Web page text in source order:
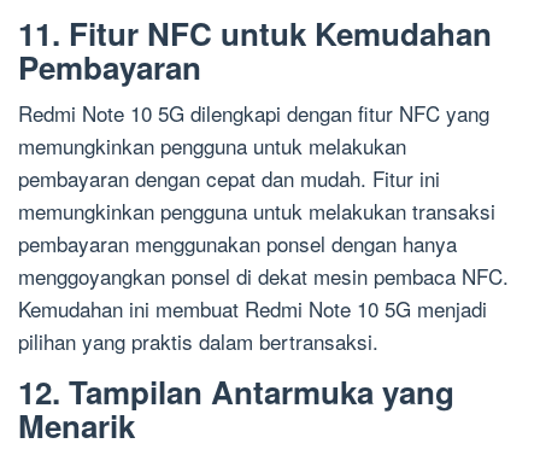
11. Fitur NFC untuk Kemudahan
Pembayaran
Redmi Note 10 5G dilengkapi dengan fitur NFC yang
memungkinkan pengguna untuk melakukan
pembayaran dengan cepat dan mudah. Fitur ini
memungkinkan pengguna untuk melakukan transaksi
pembayaran menggunakan ponsel dengan hanya
menggoyangkan ponsel di dekat mesin pembaca NFC.
Kemudahan ini membuat Redmi Note 10 5G menjadi
pilihan yang praktis dalam bertransaksi.
12. Tampilan Antarmuka yang
Menarik